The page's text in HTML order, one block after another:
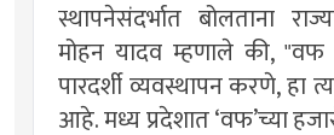
स्थापनेसंदर्भात बोलताना
मोहन यादव म्हणाले की,
पारदर्शी व्यवस्थापन करणे, हा
आहे. मध्य प्रदेशात ‘वफ’च्या